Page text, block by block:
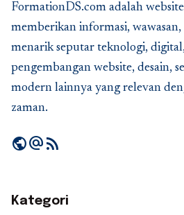
FormationDS.com adalah
memberikan informasi,
menarik seputar teknologi,
pengembangan website, desain,
modern lainnya yang relevan
zaman.
publicalternate_emailrss_feed
Kategori